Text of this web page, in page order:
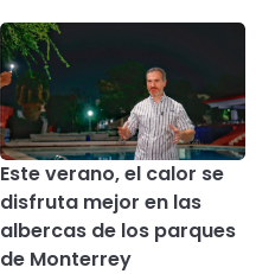
Este verano, el calor se
disfruta mejor en las
albercas de los parques
de Monterrey